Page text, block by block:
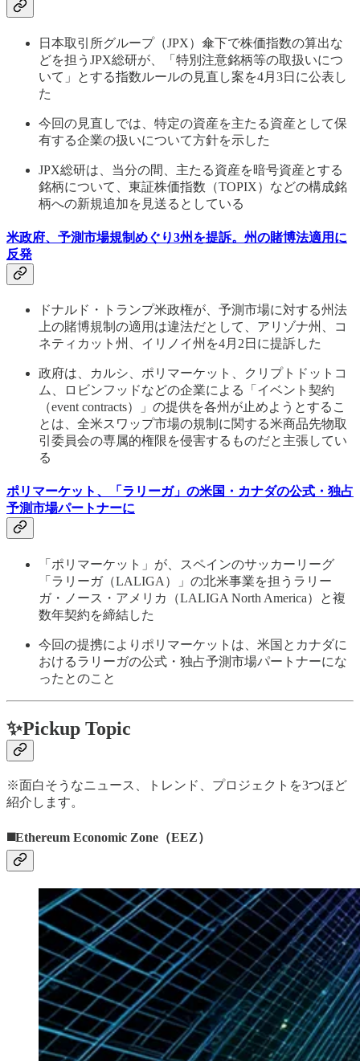
日本取引所グループ（JPX）傘下で株価指数の算出な
どを担うJPX総研が、「特別注意銘柄等の取扱いにつ
いて」とする指数ルールの見直し案を4月3日に公表し
た
今回の見直しでは、特定の資産を主たる資産として保
有する企業の扱いについて方針を示した
JPX総研は、当分の間、主たる資産を暗号資産とする
銘柄について、東証株価指数（TOPIX）などの構成銘
柄への新規追加を見送るとしている
米政府、予測市場規制めぐり3州を提訴。州の賭博法適用に
反発
ドナルド・トランプ米政権が、予測市場に対する州法
上の賭博規制の適用は違法だとして、アリゾナ州、コ
ネティカット州、イリノイ州を4月2日に提訴した
政府は、カルシ、ポリマーケット、クリプトドットコ
ム、ロビンフッドなどの企業による「イベント契約
（event contracts）」の提供を各州が止めようとするこ
とは、全米スワップ市場の規制に関する米商品先物取
引委員会の専属的権限を侵害するものだと主張してい
る
ポリマーケット、「ラリーガ」の米国・カナダの公式・独占
予測市場パートナーに
「ポリマーケット」が、スペインのサッカーリーグ
「ラリーガ（LALIGA）」の北米事業を担うラリー
ガ・ノース・アメリカ（LALIGA North America）と複
数年契約を締結した
今回の提携によりポリマーケットは、米国とカナダに
おけるラリーガの公式・独占予測市場パートナーにな
ったとのこと
✨Pickup Topic
※面白そうなニュース、トレンド、プロジェクトを3つほど
紹介します。
◼️Ethereum Economic Zone（EEZ）